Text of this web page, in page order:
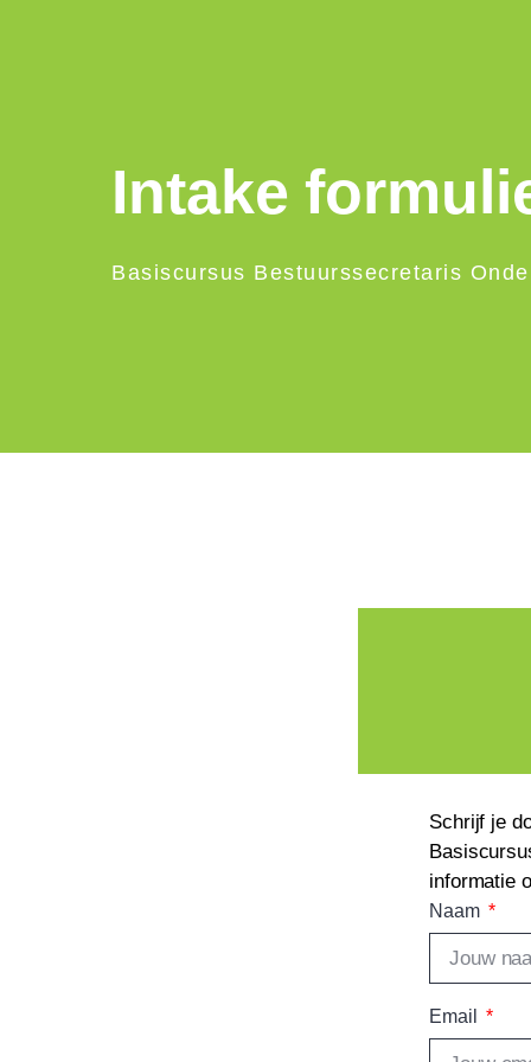
Intake
Basiscursus Bestuurssecretaris
Schrijf je
informatie
Naam
Email